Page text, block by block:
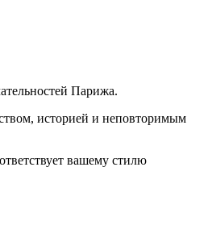
Парижа.
историей и неповторимым
вашему стилю